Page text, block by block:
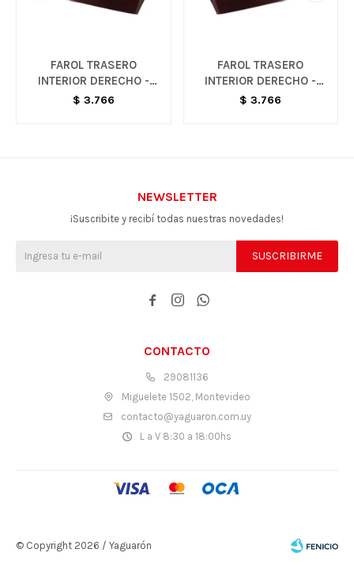
FAROL TRASERO
INTERIOR DERECHO -
ONIX
$ 3.766
FAROL TRASERO
INTERIOR DERECHO -
ONIX
$ 3.766
CONTACTO
29081136
Miguelete 1502, Montevideo
contacto@yaguaron.com.uy
L a V 8:30 a 18:00hs
NEWSLETTER
¡Suscribite y recibí todas nuestras novedades!
SUSCRIBIRME
  
© Copyright 2026 / Yaguarón